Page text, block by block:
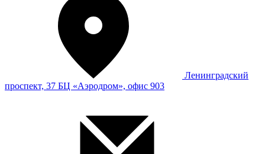
Ленинградский
проспект, 37 БЦ «Аэродром», офис 903